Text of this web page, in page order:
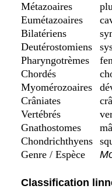
Métazoaires
Eumétazoaires
Bilatériens
Deutérostomiens
Pharyngotrèmes
Chordés
Myomérozoaires
Crâniates
Vertébrés
Gnathostomes
Chondrichthyens
Genre / Espèce
Classification